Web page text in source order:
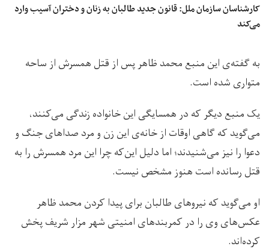
کارشناسان سازمان ملل: قانون جدید طالبان به زنان و دختران آسیب وارد
می‌کند
به گفته‌ی این منبع محمد ظاهر پس از قتل همسرش از ساحه
متواری شده است.
یک منبع دیگر که در همسایگی این خانواده زندگی می‌کنند،
می‌گوید که گاهی اوقات از خانه‌ی این زن و مرد صداهای جنگ و
دعوا را نیز می‌شنیدند؛ اما دلیل این‌که چرا این مرد همسرش را به
قتل رسانده است هنوز مشخص نیست.
او می‌گوید که نیروهای طالبان برای پیدا کردن محمد ظاهر
عکس‌های وی را در کمربندهای امنیتی شهر مزار شریف پخش
کرده‌اند.